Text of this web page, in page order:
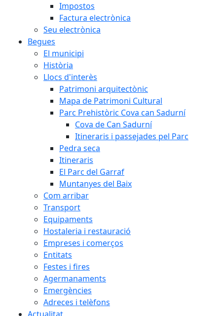
Impostos
Factura electrònica
Seu electrònica
Begues
El municipi
Història
Llocs d'interès
Patrimoni arquitectònic
Mapa de Patrimoni Cultural
Parc Prehistòric Cova can Sadurní
Cova de Can Sadurní
Itineraris i passejades pel Parc
Pedra seca
Itineraris
El Parc del Garraf
Muntanyes del Baix
Com arribar
Transport
Equipaments
Hostaleria i restauració
Empreses i comerços
Entitats
Festes i fires
Agermanaments
Emergències
Adreces i telèfons